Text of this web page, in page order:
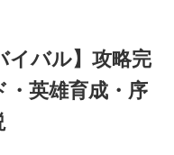
イバル】攻略完
英雄育成・序